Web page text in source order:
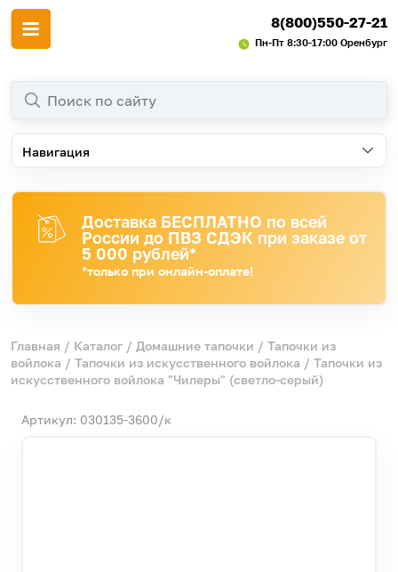
8(800)550-27-21
Пн-Пт 8:30-17:00 Оренбург
Навигация
Доставка БЕСПЛАТНО по всей
России до ПВЗ СДЭК при заказе от
5 000 рублей*
*только при онлайн-оплате!
Главная / Каталог / Домашние тапочки / Тапочки из
войлока / Тапочки из искусственного войлока / Тапочки из
искусственного войлока "Чилеры" (светло-серый)
Артикул: 030135-3600/к